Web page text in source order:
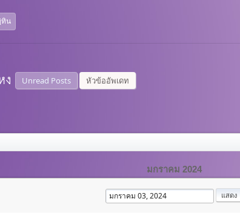
น
Unread Posts หัวข้ออัพเดท
มกราคม 2024